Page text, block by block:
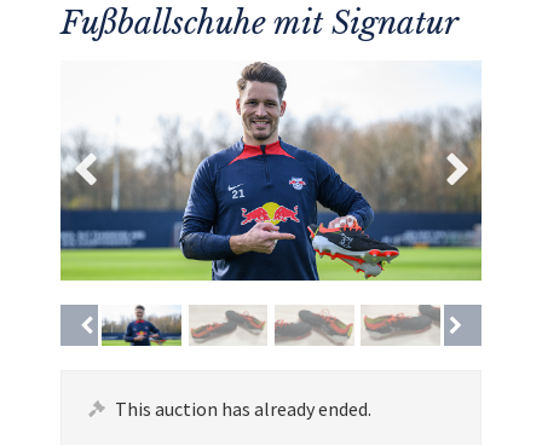
Fußballschuhe mit Signatur
This auction has already ended.